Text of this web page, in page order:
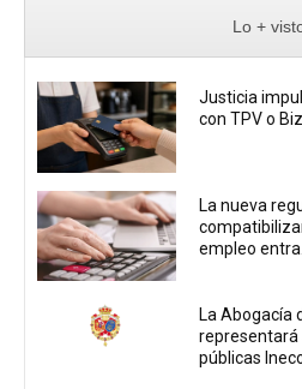
Lo +
Justicia
con TPV o
La nueva
empleo
La Abogacía
representará
públicas Ineco